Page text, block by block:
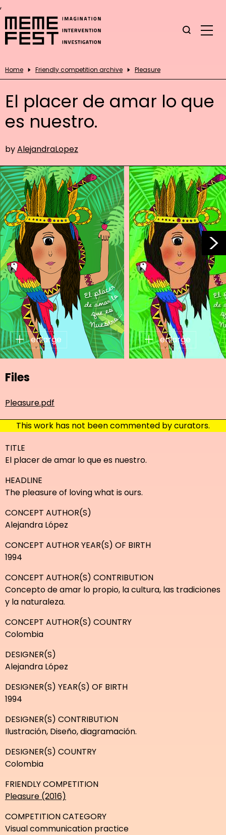
,
Home Friendly competition archive Pleasure
El placer de amar lo que
es nuestro.
byAlejandraLopez
enlarge enlarge
Files
Pleasure.pdf
This work has not been commented by curators.
TITLE
El placer de amar lo que es nuestro.
HEADLINE
The pleasure of loving what is ours.
CONCEPT AUTHOR(S)
Alejandra López
CONCEPT AUTHOR YEAR(S) OF BIRTH
1994
CONCEPT AUTHOR(S) CONTRIBUTION
Concepto de amar lo propio, la cultura, las tradiciones
y la naturaleza.
CONCEPT AUTHOR(S) COUNTRY
Colombia
DESIGNER(S)
Alejandra López
DESIGNER(S) YEAR(S) OF BIRTH
1994
DESIGNER(S) CONTRIBUTION
Ilustración, Diseño, diagramación.
DESIGNER(S) COUNTRY
Colombia
FRIENDLY COMPETITION
Pleasure (2016)
COMPETITION CATEGORY
Visual communication practice